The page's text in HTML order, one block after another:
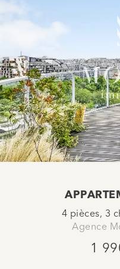
4 pièces, 3
Agence
1